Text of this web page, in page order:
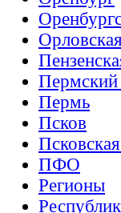
Пермский
Пермь
Псков
ПФО
Регионы